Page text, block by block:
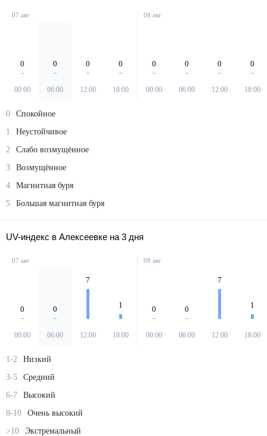
07 авг
0
00:00
0
06:00
0
12:00
0
18:00
08 авг
0
00:00
0
06:00
0
12:00
0
18:00
0
Спокойное
1
Неустойчивое
2
Слабо возмущённое
3
Возмущённое
4
Магнитная буря
5
Большая магнитная буря
UV-индекс в Алексеевке на 3 дня
07 авг
0
00:00
0
06:00
7
12:00
1
18:00
08 авг
0
00:00
0
06:00
7
12:00
1
18:00
1-2
Низкий
3-5
Средний
6-7
Высокий
8-10
Очень высокий
>10
Экстремальный